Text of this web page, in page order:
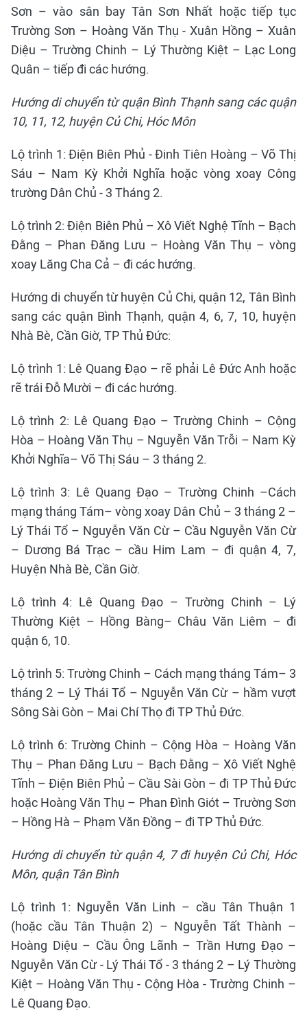
Sơn – vào sân bay Tân Sơn Nhất hoặc tiếp tục
Trường Sơn – Hoàng Văn Thụ - Xuân Hồng – Xuân
Diệu – Trường Chinh – Lý Thường Kiệt – Lạc Long
Quân – tiếp đi các hướng.
Hướng di chuyển từ quận Bình Thạnh sang các quận
10, 11, 12, huyện Củ Chi, Hóc Môn
Lộ trình 1: Điện Biên Phủ - Đinh Tiên Hoàng – Võ Thị
Sáu – Nam Kỳ Khởi Nghĩa hoặc vòng xoay Công
trường Dân Chủ - 3 Tháng 2.
Lộ trình 2: Điện Biên Phủ – Xô Viết Nghệ Tĩnh – Bạch
Đằng – Phan Đăng Lưu – Hoàng Văn Thụ – vòng
xoay Lăng Cha Cả – đi các hướng.
Hướng di chuyển từ huyện Củ Chi, quận 12, Tân Bình
sang các quận Bình Thạnh, quận 4, 6, 7, 10, huyện
Nhà Bè, Cần Giờ, TP Thủ Đức:
Lộ trình 1: Lê Quang Đạo – rẽ phải Lê Đức Anh hoặc
rẽ trái Đỗ Mười – đi các hướng.
Lộ trình 2: Lê Quang Đạo – Trường Chinh – Cộng
Hòa – Hoàng Văn Thụ – Nguyễn Văn Trỗi – Nam Kỳ
Khởi Nghĩa– Võ Thị Sáu – 3 tháng 2.
Lộ trình 3: Lê Quang Đạo – Trường Chinh –Cách
mạng tháng Tám– vòng xoay Dân Chủ – 3 tháng 2 –
Lý Thái Tổ – Nguyễn Văn Cừ – Cầu Nguyễn Văn Cừ
– Dương Bá Trạc – cầu Him Lam – đi quận 4, 7,
Huyện Nhà Bè, Cần Giờ.
Lộ trình 4: Lê Quang Đạo – Trường Chinh – Lý
Thường Kiệt – Hồng Bàng– Châu Văn Liêm – đi
quận 6, 10.
Lộ trình 5: Trường Chinh – Cách mạng tháng Tám– 3
tháng 2 – Lý Thái Tổ – Nguyễn Văn Cừ – hầm vượt
Sông Sài Gòn – Mai Chí Thọ đi TP Thủ Đức.
Lộ trình 6: Trường Chinh – Cộng Hòa – Hoàng Văn
Thụ – Phan Đăng Lưu – Bạch Đằng – Xô Viết Nghệ
Tĩnh – Điện Biên Phủ – Cầu Sài Gòn – đi TP Thủ Đức
hoặc Hoàng Văn Thụ – Phan Đình Giót – Trường Sơn
– Hồng Hà – Phạm Văn Đồng – đi TP Thủ Đức.
Hướng di chuyển từ quận 4, 7 đi huyện Củ Chi, Hóc
Môn, quận Tân Bình
Lộ trình 1: Nguyễn Văn Linh – cầu Tân Thuận 1
(hoặc cầu Tân Thuận 2) – Nguyễn Tất Thành –
Hoàng Diệu – Cầu Ông Lãnh – Trần Hưng Đạo –
Nguyễn Văn Cừ - Lý Thái Tổ - 3 tháng 2 – Lý Thường
Kiệt – Hoàng Văn Thụ - Cộng Hòa - Trường Chinh –
Lê Quang Đạo.